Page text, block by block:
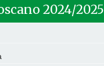
2024/2025